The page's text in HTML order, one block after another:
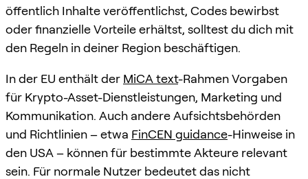
öffentlich Inhalte veröffentlichst, Codes bewirbst
oder finanzielle Vorteile erhältst, solltest du dich mit
den Regeln in deiner Region beschäftigen.
In der EU enthält der MiCA text-Rahmen Vorgaben
für Krypto-Asset-Dienstleistungen, Marketing und
Kommunikation. Auch andere Aufsichtsbehörden
und Richtlinien – etwa FinCEN guidance-Hinweise in
den USA – können für bestimmte Akteure relevant
sein. Für normale Nutzer bedeutet das nicht